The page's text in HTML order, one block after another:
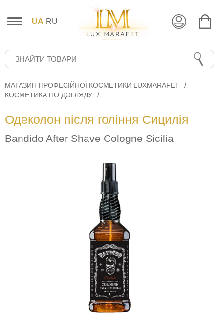
UA RU
МАГАЗИН ПРОФЕСІЙНОЇ КОСМЕТИКИ LUXMARAFET
КОСМЕТИКА ПО ДОГЛЯДУ
Одеколон після гоління Сицилія
Bandido After Shave Cologne Sicilia